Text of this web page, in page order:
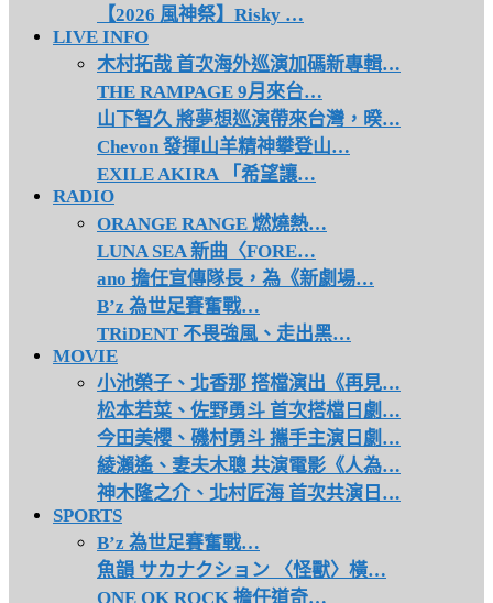
【2026 風神祭】Risky …
LIVE INFO
木村拓哉 首次海外巡演加碼新專輯…
THE RAMPAGE 9月來台…
山下智久 將夢想巡演帶來台灣，暌…
Chevon 發揮山羊精神攀登山…
EXILE AKIRA 「希望讓…
RADIO
ORANGE RANGE 燃燒熱…
LUNA SEA 新曲〈FORE…
ano 擔任宣傳隊長，為《新劇場…
B’z 為世足賽奮戰…
TRiDENT 不畏強風、走出黑…
MOVIE
小池榮子、北香那 搭檔演出《再見…
松本若菜、佐野勇斗 首次搭檔日劇…
今田美櫻、磯村勇斗 攜手主演日劇…
綾瀨遙、妻夫木聰 共演電影《人為…
神木隆之介、北村匠海 首次共演日…
SPORTS
B’z 為世足賽奮戰…
魚韻 サカナクション 〈怪獸〉橫…
ONE OK ROCK 擔任道奇…